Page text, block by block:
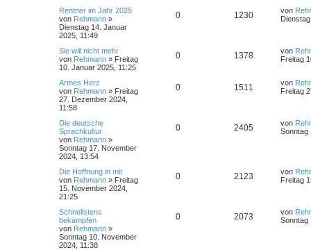
Rentner im Jahr 2025
von Rehmann »
Dienstag 14. Januar
2025, 11:49
0 1230 von
Sie will nicht mehr
von Rehmann » Freitag
10. Januar 2025, 11:25
0 1378 von
Freitag
Armes Herz
von Rehmann » Freitag
27. Dezember 2024,
11:58
0 1511 von
Freitag
Die deutsche
Sprachkultur
von Rehmann »
Sonntag 17. November
2024, 13:54
0 2405 von
Sonntag
Die Hoffnung in mir
von Rehmann » Freitag
15. November 2024,
21:25
0 2123 von
Freitag
Schnellstens
bekämpfen
von Rehmann »
Sonntag 10. November
2024, 11:38
0 2073 von
Sonntag